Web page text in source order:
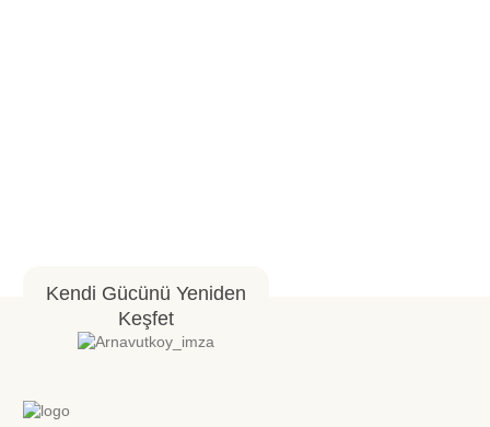
Kendi Gücünü Yeniden
Keşfet